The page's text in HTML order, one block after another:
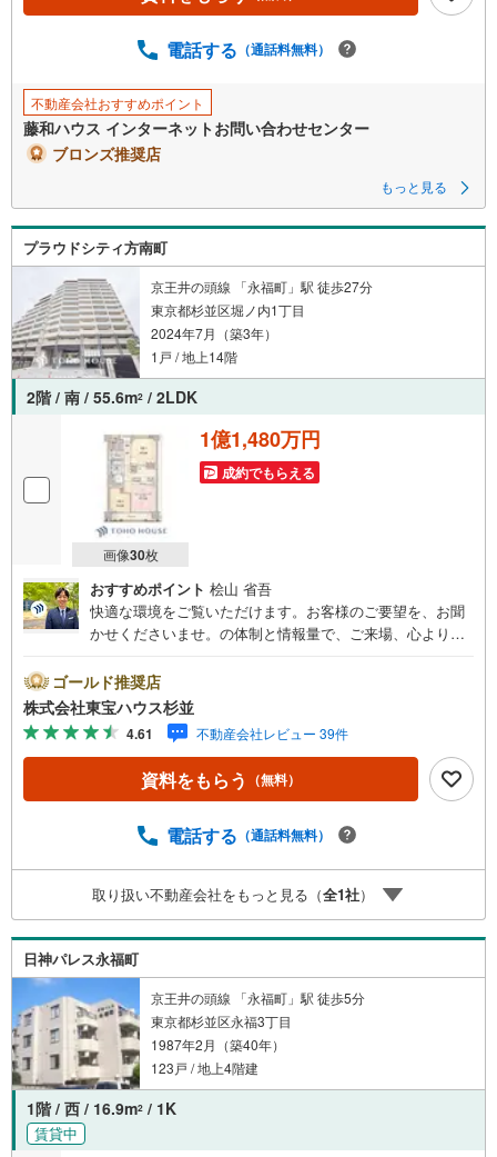
電話する （通話料無料）
不動産会社おすすめポイント
藤和ハウス インターネットお問い合わせセンター
ブロンズ推奨店
もっと見る
プラウドシティ方南町
京王井の頭線 「永福町」駅 徒歩27分
東京都杉並区堀ノ内1丁目
2024年7月（築3年）
1戸 / 地上14階
2階 / 南 / 55.6m2 / 2LDK
画像30枚
1億1,480万円
成約でもらえる
おすすめポイント 桧山 省吾
快適な環境をご覧いただけます。お客様のご要望を、お聞
かせくださいませ。の体制と情報量で、ご来場、心よりお
「未来カレンダー」のご提案。・ 未来に起こるであろうご
自宅リフォームをオンライン上でご提案「ミラカレクラ
ブ」。・ 不動産売却時、ご自宅を綺麗にかつ瀟洒にさせる
CG加工ホームステイジングサービス。・ 購入者様へ、税
理士による確定申告の無料セミナーをご招待いたします。
◆ご予約に際して◆日時のご希望をお伝えください。（も
（居住中物件）の手配が必要な場合がございますのでご容
◆物件のご案内は◆弊社へのご来社、お客様宅へのお迎
え・最寄駅での待ち合わせ、物件周辺のコンビニ等でお待
ち合わせなど、ご希望をお伝えください。ご希望条件をお
伝え頂けましたら、ご見学希望物件以外の資料も用意して
参ります。もちろん他の物件も併せてご案内させていただ
きます。
ゴールド推奨店
株式会社東宝ハウス杉並
4.61 不動産会社レビュー 39件
資料をもらう （無料）
電話する （通話料無料）
取り扱い不動産会社をもっと見る（全1社）
日神パレス永福町
京王井の頭線 「永福町」駅 徒歩5分
東京都杉並区永福3丁目
1987年2月（築40年）
123戸 / 地上4階建
1階 / 西 / 16.9m2 / 1K
賃貸中